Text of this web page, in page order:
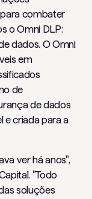
combater
o Omni DLP:
dados. O Omni
em
de
de dados
e criada para a
ver há anos",
"Todo
soluções